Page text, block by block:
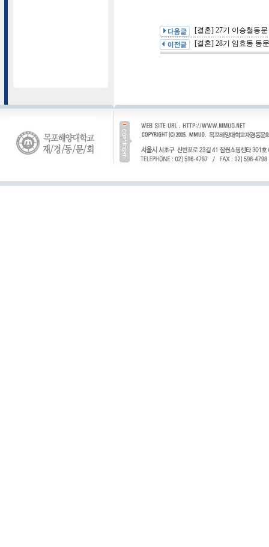
[결혼] 27기 이승철동
[결혼] 28기 임효동 동